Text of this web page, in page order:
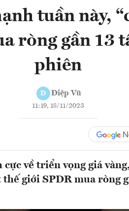
tuần này,
ròng gần 13
phiên
Đ Điệp Vũ
11:19, 18/11/2023
về triển vọng giá
giới SPDR mua ròng